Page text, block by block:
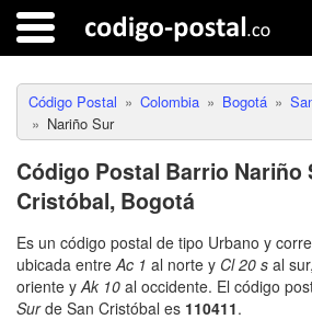
Código Postal Colombia Bogotá
Nariño Sur
Código Postal Barrio Nariño
Cristóbal, Bogotá
Es un código postal de tipo Urbano y
ubicada entreAc 1 al norte y Cl 20 s al sur,
oriente yAk 10 al occidente. El código
Surde San Cristóbal es 110411.